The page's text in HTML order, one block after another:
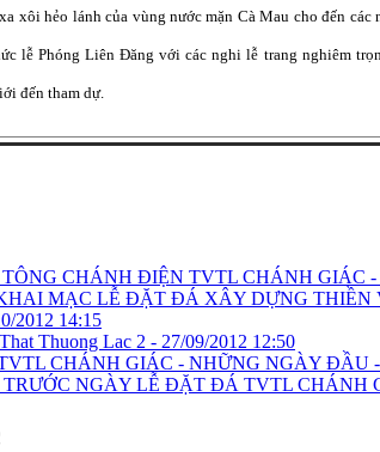
xôi hẻo lánh của vùng nước mặn Cà Mau cho đến
lễ Phóng Liên Đăng với các nghi lễ trang nghiêm
đến tham dự.
CHÁNH ĐIỆN TVTL CHÁNH GIÁC -
MẠC LỄ ĐẶT ĐÁ XÂY DỰNG THIỀN
2012 14:15
Thuong Lac 2 - 27/09/2012 12:50
CHÁNH GIÁC - NHỮNG NGÀY ĐẦU -
TRƯỚC NGÀY LỄ ĐẶT ĐÁ TVTL CHÁNH